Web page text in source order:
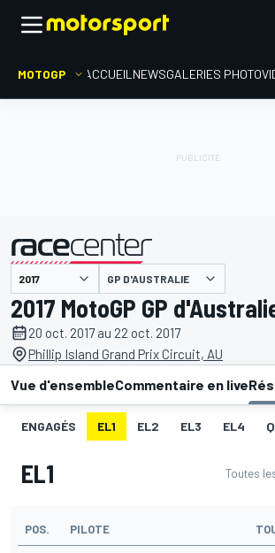
MOTOGP ACCUEIL NEWSGALERIES PHOTO
présenté par GP D'AUSTRALIE
2017 MotoGP GP
20 oct. 2017 au 22 oct. 2017
Phillip Island Grand Prix Circuit, AU
Vue d'ensembleCommentaire en live
ENGAGÉS EL1 EL2 EL3 EL4
EL1 Toutes
POS. PILOTE